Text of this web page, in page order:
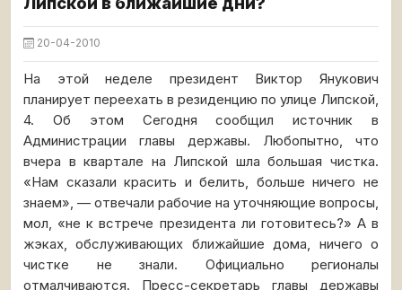
20-04-2010
На этой неделе президент Виктор Янукович
планирует переехать в резиденцию по улице Липской,
4. Об этом Сегодня сообщил источник в
Администрации главы державы. Любопытно, что
вчера в квартале на Липской шла большая чистка.
«Нам сказали красить и белить, больше ничего не
знаем», — отвечали рабочие на уточняющие вопросы,
мол, «не к встрече президента ли готовитесь?» А в
жэках, обслуживающих ближайшие дома, ничего о
чистке не знали. Официально регионалы
отмалчиваются. Пресс-секретарь главы державы